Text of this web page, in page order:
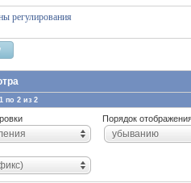
регулирования
по 2 из 2
Порядок
убыванию